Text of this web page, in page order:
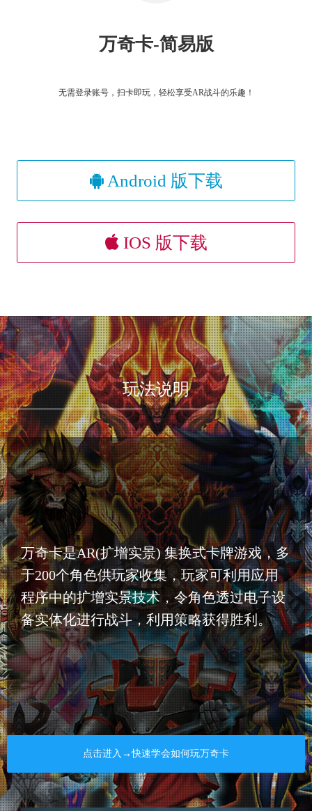
万奇卡-简易版
无需登录账号，扫卡即玩，轻松享受AR战斗的乐趣！
Android 版下载
IOS 版下载
玩法说明
万奇卡是AR(扩增实景) 集换式卡牌游戏，多
于200个角色供玩家收集，玩家可利用应用
程序中的扩增实景技术，令角色透过电子设
备实体化进行战斗，利用策略获得胜利。
点击进入→快速学会如何玩万奇卡